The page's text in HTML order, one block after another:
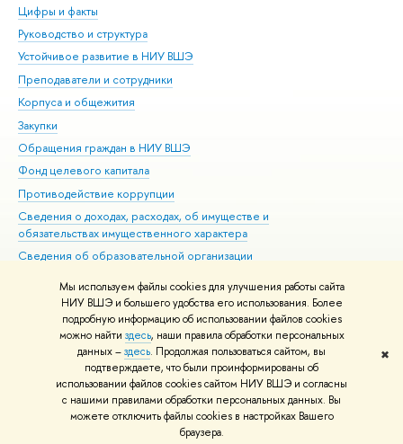
Мы используем файлы cookies для улучшения работы сайта
НИУ ВШЭ и большего удобства его использования. Более
подробную информацию об использовании файлов cookies
можно найти здесь, наши правила обработки персональных
данных –здесь. Продолжая пользоваться сайтом, вы
подтверждаете, что были проинформированы об
использовании файлов cookies сайтом НИУ ВШЭ и согласны
с нашими правилами обработки персональных данных. Вы
можете отключить файлы cookies в настройках Вашего
браузера.
✖
Цифры и факты
Руководство и структура
Устойчивое развитие в НИУ ВШЭ
Преподаватели и сотрудники
Корпуса и общежития
Закупки
Обращения граждан в НИУ ВШЭ
Фонд целевого капитала
Противодействие коррупции
Сведения о доходах, расходах, об имуществе и
обязательствах имущественного характера
Сведения об образовательной организации
Людям с ограниченными возможностями здоровья
Единая платежная страница
Работа в Вышке
© НИУ ВШЭ 1993–2026 Адреса и контакты Условия использования
материалов Политика конфиденциальности Карта сайта
Шрифты HSE Sans и HSE Slab разработаны вШколе дизайна НИУ ВШЭ